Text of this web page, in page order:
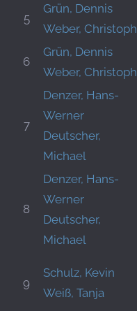
5
Grün, Dennis
Weber, Christoph
6
Grün, Dennis
Weber, Christoph
7
Denzer, Hans-
Werner
Deutscher,
Michael
8
Denzer, Hans-
Werner
Deutscher,
Michael
9
Schulz, Kevin
Weiß, Tanja